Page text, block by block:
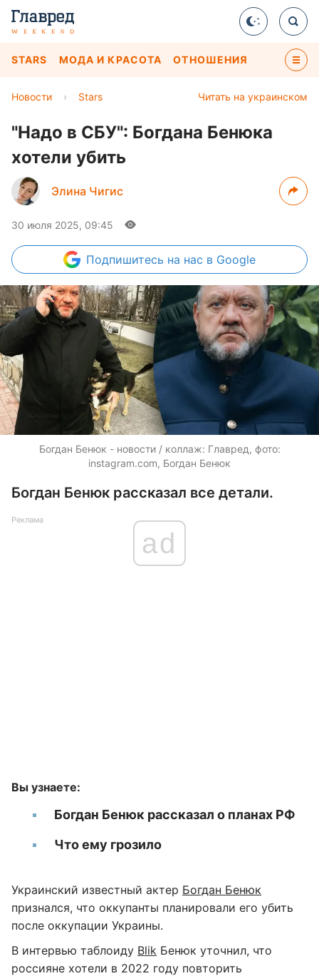
STARS МОДА И КРАСОТА ОТНОШЕНИЯ
Читать на украинском
Новости › Stars
"Надо в СБУ": Богдана Бенюка
хотели убить
Элина Чигис
30 июля 2025, 09:45
Подпишитесь на нас в Google
Богдан Бенюк - новости / коллаж: Главред, фото:
instagram.com, Богдан Бенюк
Богдан Бенюк рассказал все детали.
Реклама
ad
Вы узнаете:
Богдан Бенюк рассказал о планах РФ
Что ему грозило
Украинский известный актер Богдан Бенюк
признался, что оккупанты планировали его убить
после оккупации Украины.
В интервью таблоиду Blik Бенюк уточнил, что
россияне хотели в 2022 году повторить